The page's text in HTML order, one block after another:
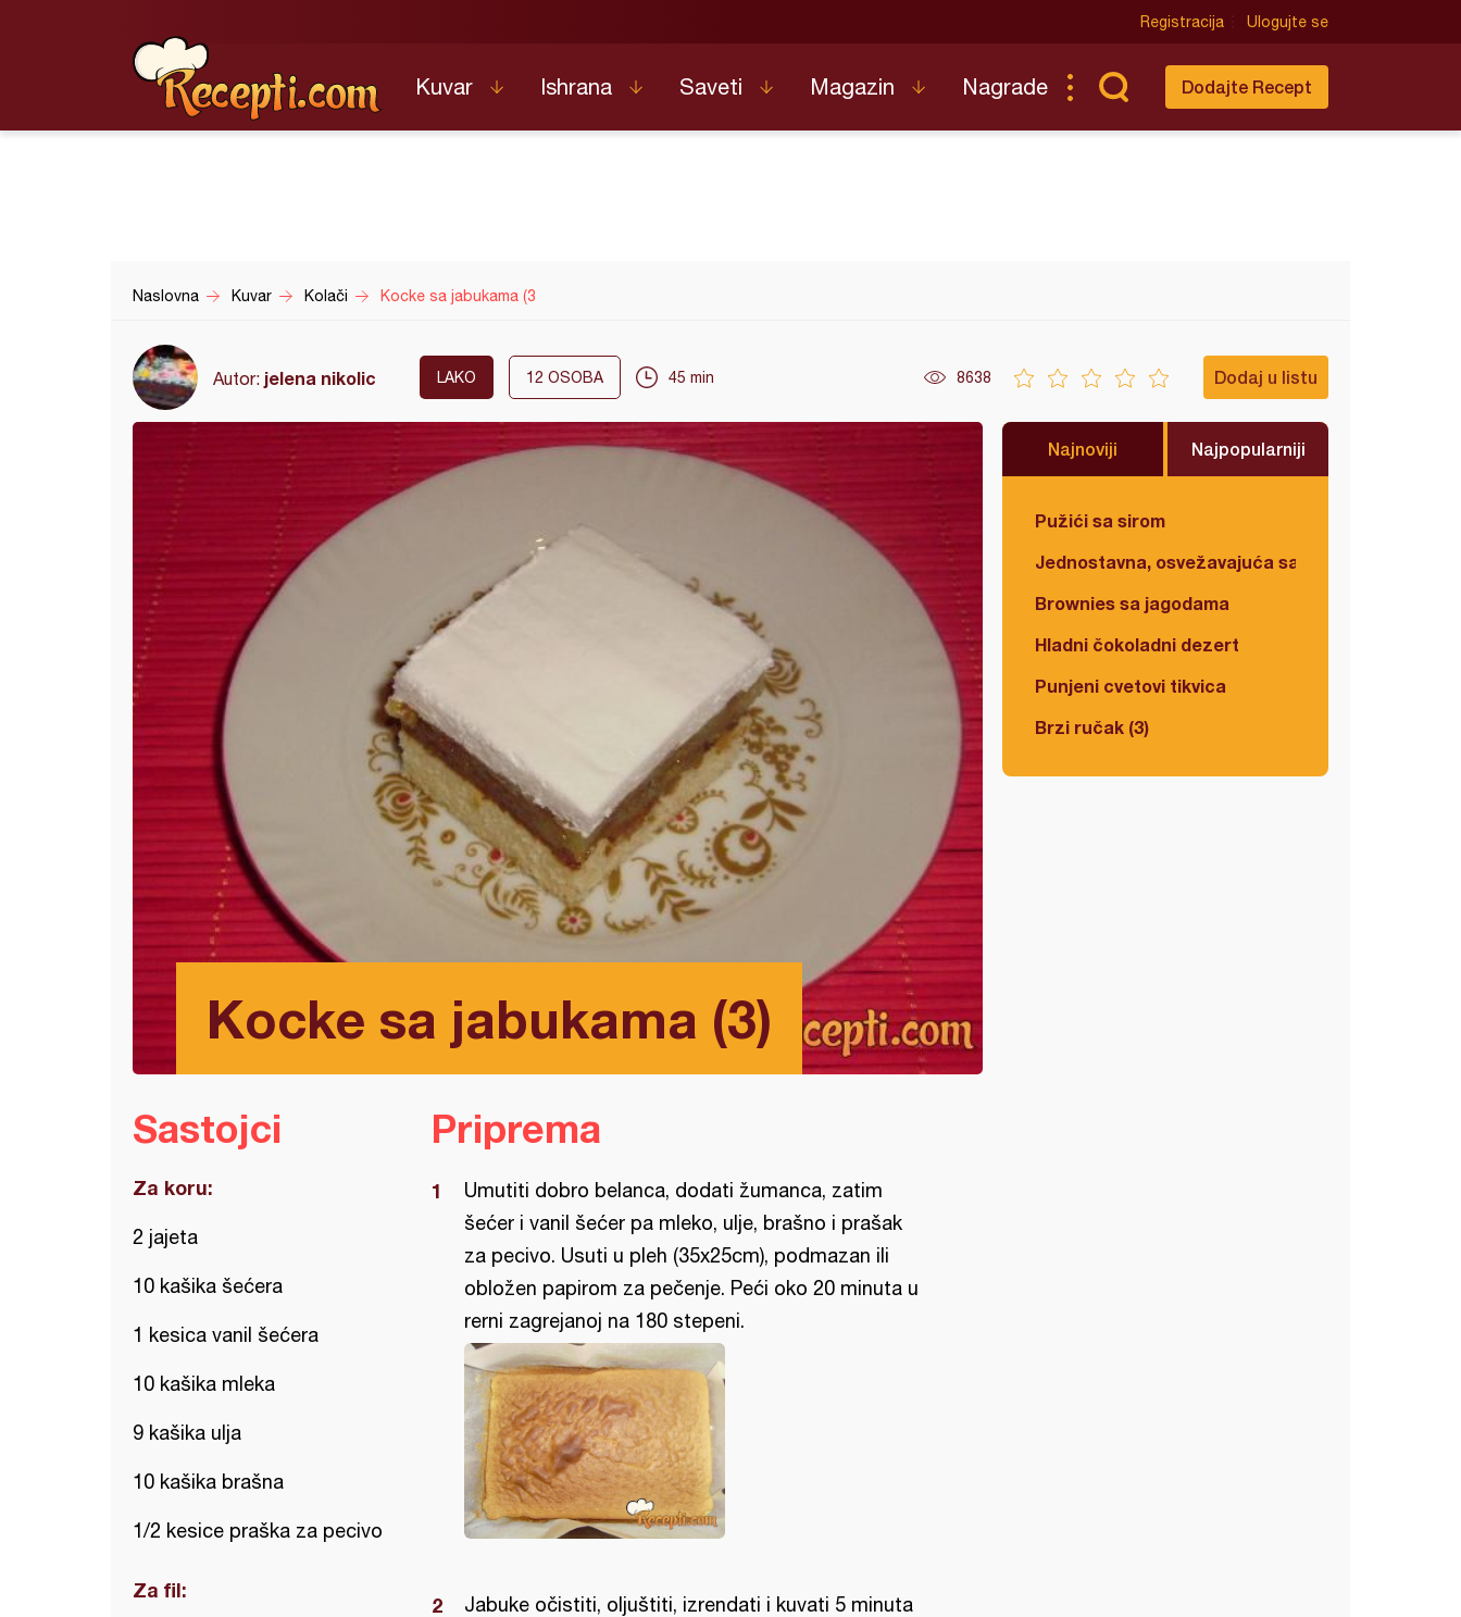
Registracija Ulogujte se
Kuvar Ishrana Saveti Magazin Nagrade Dodajte Recept
Naslovna Kuvar Kolači Kocke sa jabukama (3
Autor: jelena nikolic LAKO 12 OSOBA 45 min 8638 Dodaj u listu
Kocke sa jabukama (3)
Najnoviji Najpopularniji
Pužići sa sirom
Jednostavna, osvežavajuća salata
Brownies sa jagodama
Hladni čokoladni dezert
Punjeni cvetovi tikvica
Brzi ručak (3)
Sastojci
Za koru:
2 jajeta
10 kašika šećera
1 kesica vanil šećera
10 kašika mleka
9 kašika ulja
10 kašika brašna
1/2 kesice praška za pecivo
Za fil:
Priprema
Umutiti dobro belanca, dodati žumanca, zatim
šećer i vanil šećer pa mleko, ulje, brašno i prašak
za pecivo. Usuti u pleh (35x25cm), podmazan ili
obložen papirom za pečenje. Peći oko 20 minuta u
rerni zagrejanoj na 180 stepeni.
Jabuke očistiti, oljuštiti, izrendati i kuvati 5 minuta